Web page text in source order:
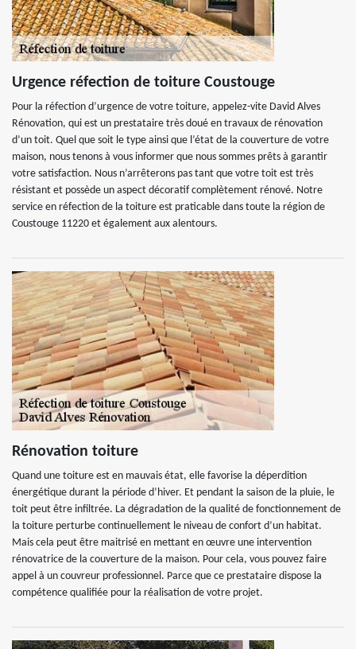
Urgence réfection de toiture Coustouge
Pour la réfection d’urgence de votre toiture, appelez-vite David Alves
Rénovation, qui est un prestataire très doué en travaux de rénovation
d’un toit. Quel que soit le type ainsi que l’état de la couverture de votre
maison, nous tenons à vous informer que nous sommes prêts à garantir
votre satisfaction. Nous n’arrêterons pas tant que votre toit est très
résistant et possède un aspect décoratif complètement rénové. Notre
service en réfection de la toiture est praticable dans toute la région de
Coustouge 11220 et également aux alentours.
Rénovation toiture
Quand une toiture est en mauvais état, elle favorise la déperdition
énergétique durant la période d’hiver. Et pendant la saison de la pluie, le
toit peut être infiltrée. La dégradation de la qualité de fonctionnement de
la toiture perturbe continuellement le niveau de confort d’un habitat.
Mais cela peut être maitrisé en mettant en œuvre une intervention
rénovatrice de la couverture de la maison. Pour cela, vous pouvez faire
appel à un couvreur professionnel. Parce que ce prestataire dispose la
compétence qualifiée pour la réalisation de votre projet.